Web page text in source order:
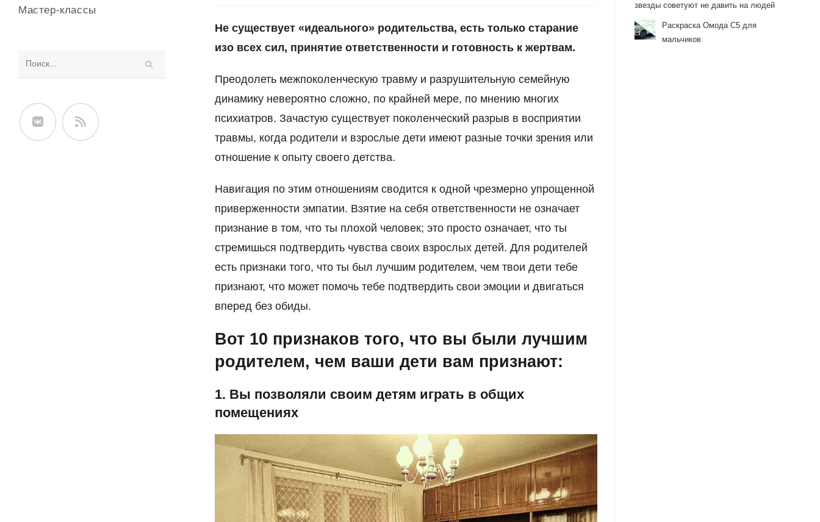
Мастер-классы
сайте
Не существует «идеального» родительства, есть только старание
изо всех сил, принятие ответственности и готовность к жертвам.
Преодолеть межпоколенческую травму и разрушительную семейную
динамику невероятно сложно, по крайней мере, по мнению многих
психиатров. Зачастую существует поколенческий разрыв в восприятии
травмы, когда родители и взрослые дети имеют разные точки зрения или
отношение к опыту своего детства.
Навигация по этим отношениям сводится к одной чрезмерно упрощенной
приверженности эмпатии. Взятие на себя ответственности не означает
признание в том, что ты плохой человек; это просто означает, что ты
стремишься подтвердить чувства своих взрослых детей. Для родителей
есть признаки того, что ты был лучшим родителем, чем твои дети тебе
признают, что может помочь тебе подтвердить свои эмоции и двигаться
вперед без обиды.
Вот 10 признаков того, что вы были лучшим
родителем, чем ваши дети вам признают:
1. Вы позволяли своим детям играть в общих
помещениях
звезды советуют не давить на людей
Раскраска Омода С5 для
мальчиков